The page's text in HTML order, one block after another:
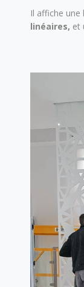
Il affiche
linéaires, et